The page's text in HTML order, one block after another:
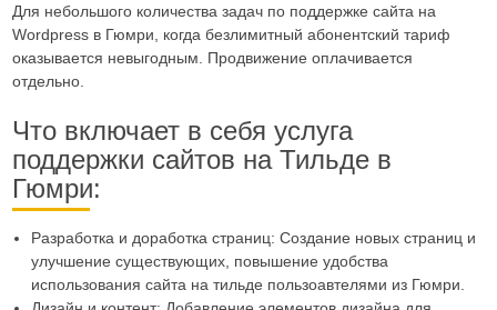
Для небольшого количества задач по поддержке сайта на
Wordpress в Гюмри, когда безлимитный абонентский тариф
оказывается невыгодным. Продвижение оплачивается
отдельно.
Что включает в себя услуга
поддержки сайтов на Тильде в
Гюмри:
Разработка и доработка страниц: Создание новых страниц и
улучшение существующих, повышение удобства
использования сайта на тильде пользоавтелями из Гюмри.